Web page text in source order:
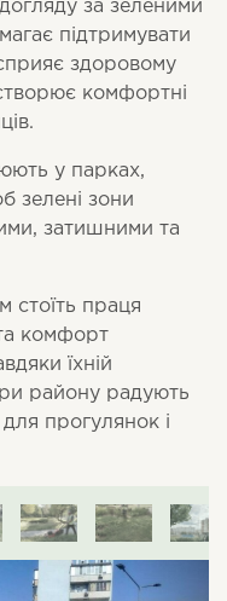
за зеленими
підтримувати
здоровому
комфортні
у парках,
зелені зони
затишними та
стоїть праця
комфорт
їхній
району радують
прогулянок і